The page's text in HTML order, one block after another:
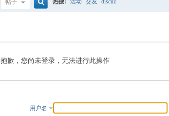
帖子
索
热搜: 活动 交友 discuz
抱歉，您尚未登录，无法进行此操作
用户名